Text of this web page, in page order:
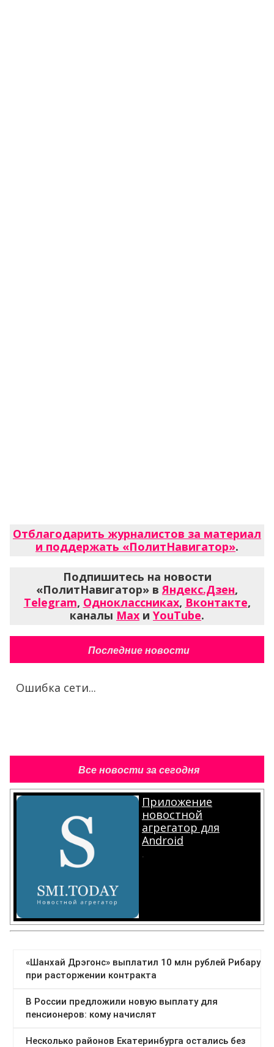
Отблагодарить журналистов за материал
и поддержать «ПолитНавигатор».
Подпишитесь на новости
«ПолитНавигатор» вЯндекс.Дзен,
Telegram, Одноклассниках, Вконтакте,
каналы Max и YouTube.
Последние новости
Ошибка сети...
Все новости за сегодня
Приложение
новостной
агрегатор для
Android
.